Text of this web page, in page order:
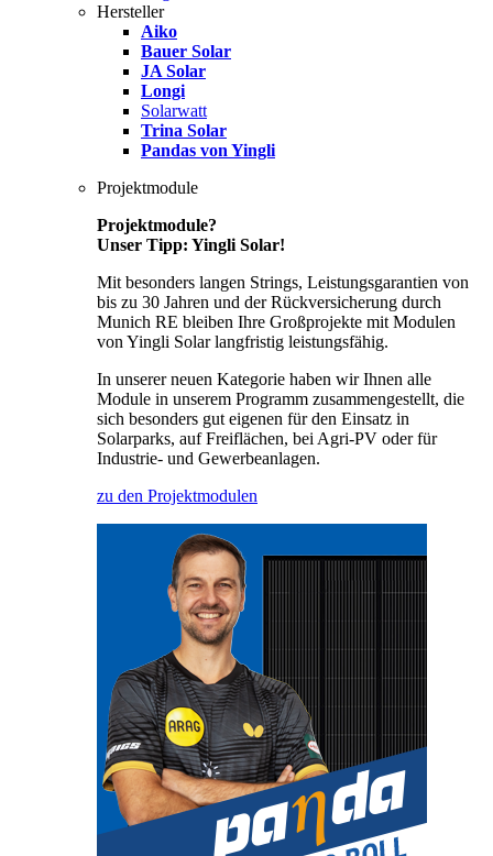
Hersteller
Aiko
Bauer Solar
JA Solar
Longi
Solarwatt
Trina Solar
Pandas von Yingli
Projektmodule
Projektmodule?
Unser Tipp: Yingli Solar!
Mit besonders langen Strings, Leistungsgarantien von
bis zu 30 Jahren und der Rückversicherung durch
Munich RE bleiben Ihre Großprojekte mit Modulen
von Yingli Solar langfristig leistungsfähig.
In unserer neuen Kategorie haben wir Ihnen alle
Module in unserem Programm zusammengestellt, die
sich besonders gut eigenen für den Einsatz in
Solarparks, auf Freiflächen, bei Agri-PV oder für
Industrie- und Gewerbeanlagen.
zu den Projektmodulen